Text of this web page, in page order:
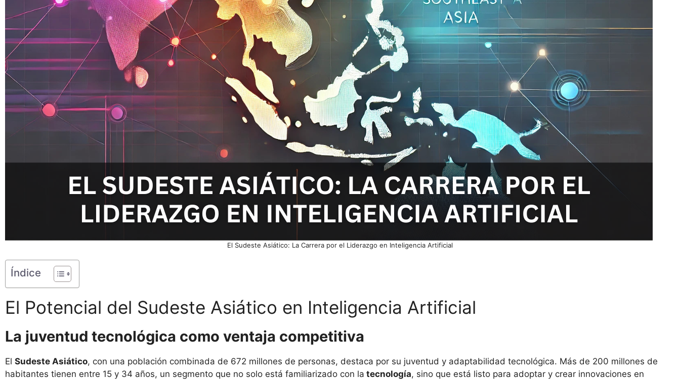
El Sudeste Asiático: La Carrera por el Liderazgo en Inteligencia Artificial
Índice
El Potencial del Sudeste Asiático en Inteligencia Artificial
La juventud tecnológica como ventaja competitiva
El Sudeste Asiático, con una población combinada de 672 millones de personas, destaca por su juventud y adaptabilidad tecnológica. Más de 200 millones de
habitantes tienen entre 15 y 34 años, un segmento que no solo está familiarizado con la tecnología, sino que está listo para adoptar y crear innovaciones en